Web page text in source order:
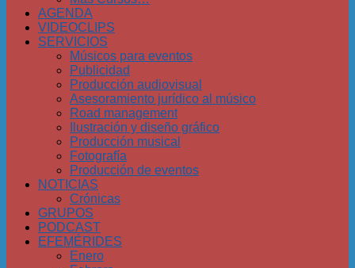
AGENDA
VIDEOCLIPS
SERVICIOS
Músicos para eventos
Publicidad
Producción audiovisual
Asesoramiento jurídico al músico
Road management
Ilustración y diseño gráfico
Producción musical
Fotografía
Producción de eventos
NOTICIAS
Crónicas
GRUPOS
PODCAST
EFEMÉRIDES
Enero